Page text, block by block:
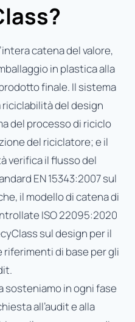
catena del valore,
in plastica alla
finale. Il sistema
del design
del processo di riciclo
del riciclatore; e il
verifica il flusso del
EN 15343:2007 sul
il modello di catena di
ISO 22095:2020
sul design per il
di base per gli
sosteniamo in ogni fase
all’audit e alla